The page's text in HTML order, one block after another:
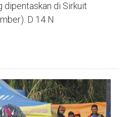
dipentaskan di Sirkuit
D 14 N